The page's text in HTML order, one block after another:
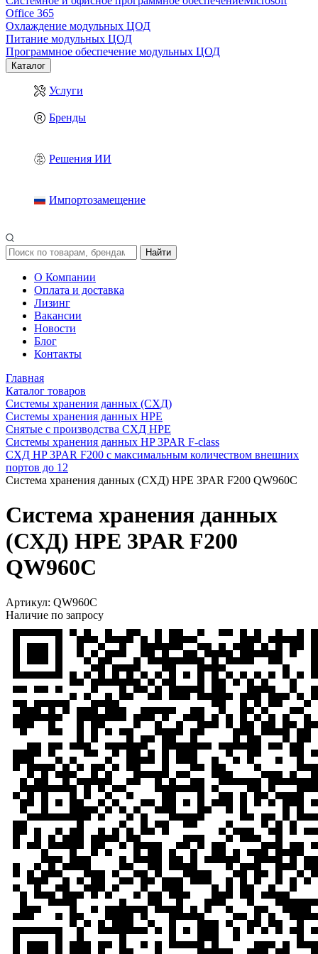
Office 365
Охлаждение модульных ЦОД
Питание модульных ЦОД
Программное обеспечение модульных ЦОД
Каталог
Услуги
Бренды
Решения ИИ
Импортозамещение
Найти
О Компании
Оплата и доставка
Лизинг
Вакансии
Новости
Блог
Контакты
Главная
Каталог товаров
Системы хранения данных (СХД)
Системы хранения данных HPE
Снятые с производства СХД HPE
Системы хранения данных HP 3PAR F-class
СХД HP 3PAR F200 с максимальным количеством внешних
портов до 12
Система хранения данных (СХД) HPE 3PAR F200 QW960C
Система хранения данных
(СХД) HPE 3PAR F200
QW960C
Артикул: QW960C
Наличие по запросу